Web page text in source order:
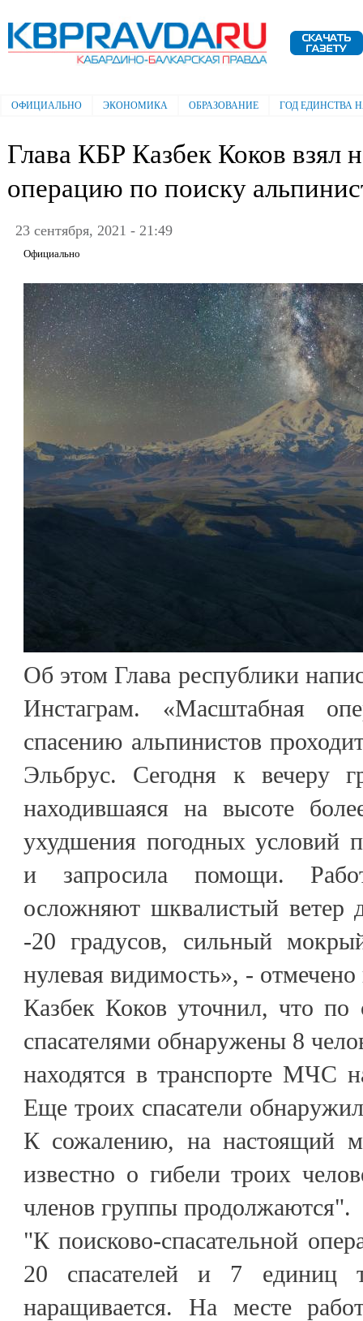
Электронная газета "Кабардино-
Балкарская правда"
Главное меню
ОФИЦИАЛЬНО ЭКОНОМИКА ОБРАЗОВАНИЕ ГОД ЕДИНСТВА
Глава КБР Казбек Коков взял
операцию по поиску
23 сентября, 2021 - 21:49
Официально
Об этом Глава республики
Инстаграм. «Масштабная
спасению альпинистов
Эльбрус. Сегодня к вечеру
находившаяся на высоте
ухудшения погодных условий
и запросила помощи.
осложняют шквалистый ветер
-20 градусов, сильный
нулевая видимость», -
Казбек Коков уточнил, что
спасателями обнаружены 8
находятся в транспорте МЧС
Еще троих спасатели
К сожалению, на настоящий
известно о гибели троих
членов группы продолжаются".
"К поисково-спасательной
20 спасателей и 7 единиц
наращивается. На месте